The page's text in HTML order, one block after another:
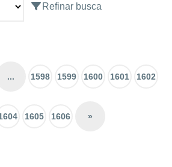
Refinar busca
... 1598 1599 1600 1601 1602
1605 1606 »